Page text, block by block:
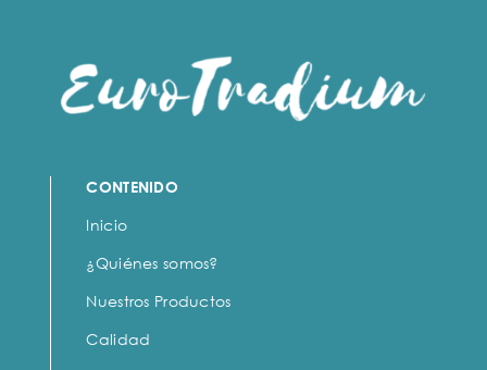
CONTENIDO
Inicio
¿Quiénes somos?
Nuestros Productos
Calidad